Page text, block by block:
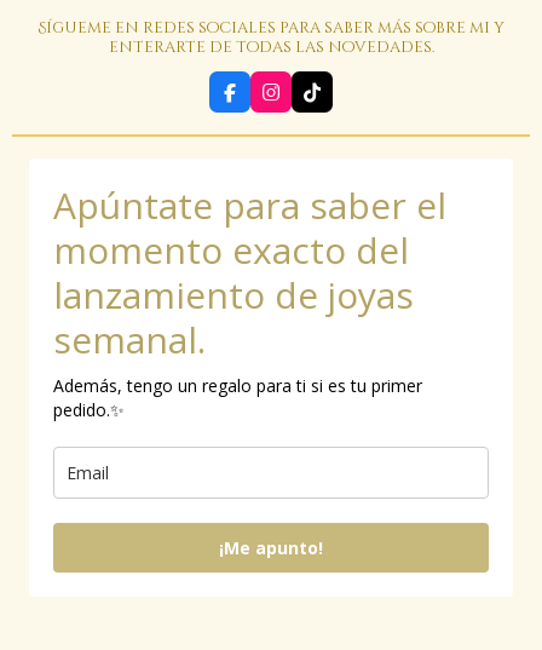
Sígueme en redes sociales para saber más sobre mi y
enterarte de todas las novedades.
F
a
c
o
k
I
n
s
r
m
T
i
k
Apúntate para saber el
momento exacto del
lanzamiento de joyas
semanal.
Además, tengo un regalo para ti si es tu primer
pedido.✨
¡Me apunto!